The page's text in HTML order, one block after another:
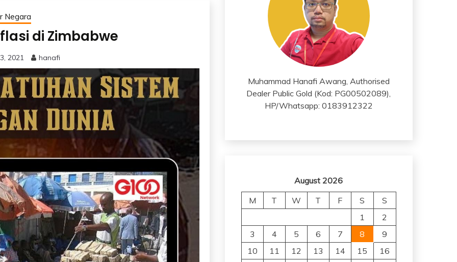
Negara
di Zimbabwe
2021 hanafi
Muhammad Hanafi Awang, Authorised
Dealer Public Gold (Kod: PG00502089),
HP/Whatsapp: 0183912322
August 2026
M
T W T F S
S
1
2
3
4 5 6 7 8
9
10
11 12 13 14 15
16